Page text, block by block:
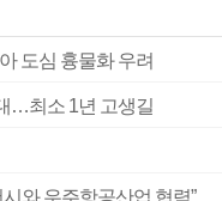
도심 흉물화 우려
…최소 1년 고생길